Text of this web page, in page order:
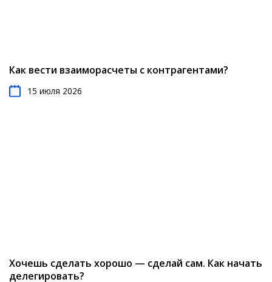
Как вести взаиморасчеты с контрагентами?
15 июля 2026
Хочешь сделать хорошо — сделай сам. Как начать
делегировать?